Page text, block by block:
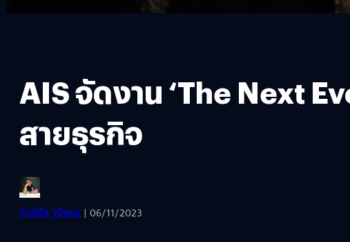
AIS จัดงาน ‘The Next
สายธุรกิจ
กิตติธัช วนิชผล | 06/11/2023